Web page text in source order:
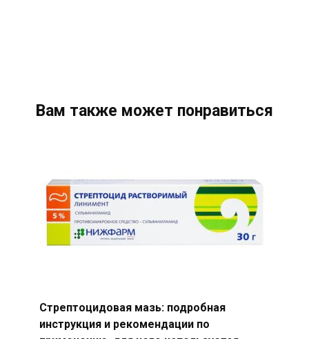
Вам также может понравиться
Стрептоцидовая мазь: подробная
инструкция и рекомендации по